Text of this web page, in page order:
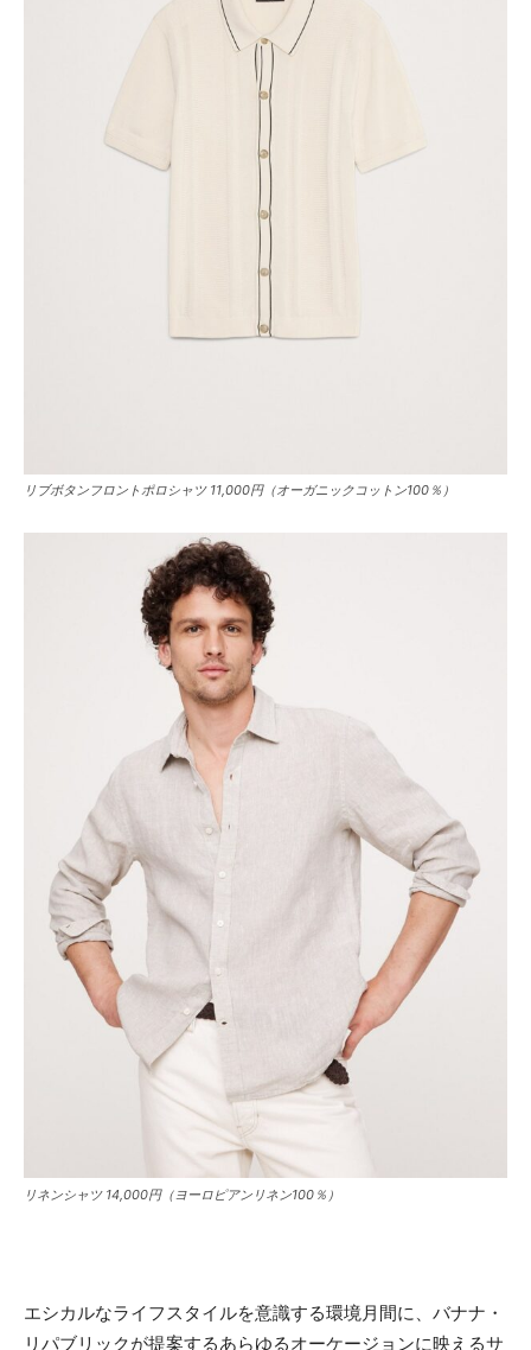
リブボタンフロントポロシャツ 11,000円（オーガニックコットン100％）
リネンシャツ 14,000円（ヨーロピアンリネン100％）
エシカルなライフスタイルを意識する環境月間に、バナナ・
リパブリックが提案するあらゆるオーケージョンに映えるサ